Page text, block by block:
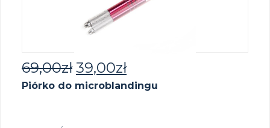
69,00zł 39,00zł
Piórko do microblandingu